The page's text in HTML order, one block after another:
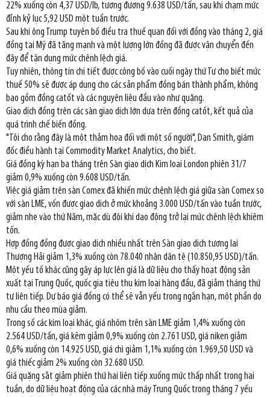
22% xuống còn 4,37 USD/lb, tương đương 9.638 USD/tấn, sau khi chạm mức
đỉnh kỷ lục 5,92 USD một tuần trước.
Sau khi ông Trump tuyên bố điều tra thuế quan đối với đồng vào tháng 2, giá
đồng tại Mỹ đã tăng mạnh và một lượng lớn đồng đã được vận chuyển đến
đây để tận dụng mức chênh lệch giá.
Tuy nhiên, thông tin chi tiết được công bố vào cuối ngày thứ Tư cho biết mức
thuế 50% sẽ được áp dụng cho các sản phẩm đồng bán thành phẩm, không
bao gồm đồng catốt và các nguyên liệu đầu vào như quặng.
Giao dịch đồng trên các sàn giao dịch lớn dựa trên đồng catốt, kết quả của
quá trình chế biến đồng.
"Tôi cho rằng đây là một thảm họa đối với một số người", Dan Smith, giám
đốc điều hành tại Commodity Market Analytics, cho biết.
Giá đồng kỳ hạn ba tháng trên Sàn giao dịch Kim loại London phiên 31/7
giảm 0,9% xuống còn 9.608 USD/tấn.
Việc giá giảm trên sàn Comex đã khiến mức chênh lệch giá giữa sàn Comex so
với sàn LME, vốn được giao dịch ở mức khoảng 3.000 USD/tấn vào tuần trước,
giảm nhẹ vào thứ Năm, mặc dù đôi khi dao động trở lại mức chênh lệch khiêm
tốn.
Hợp đồng đồng được giao dịch nhiều nhất trên Sàn giao dịch tương lai
Thượng Hải giảm 1,3% xuống còn 78.040 nhân dân tệ (10.850,95 USD)/tấn.
Một yếu tố khác cũng gây áp lực lên giá là dữ liệu cho thấy hoạt động sản
xuất tại Trung Quốc, quốc gia tiêu thụ kim loại hàng đầu, đã giảm tháng thứ
tư liên tiếp. Dự báo giá đồng có thể sẽ vẫn yếu trong ngắn hạn, một phần do
nhu cầu theo mùa giảm.
Trong số các kim loại khác, giá nhôm trên sàn LME giảm 1,4% xuống còn
2.564 USD/tấn, giá kẽm giảm 0,9% xuống còn 2.761 USD, giá niken giảm
0,6% xuống còn 14.925 USD, giá chì giảm 1,1% xuống còn 1.969,50 USD và
giá thiếc giảm 2% xuống còn 32.680 USD.
Giá quặng sắt giảm phiên thứ hai liên tiếp xuống mức thấp nhất trong hai
tuần, do dữ liệu hoạt động của các nhà máy Trung Quốc trong tháng 7 yếu